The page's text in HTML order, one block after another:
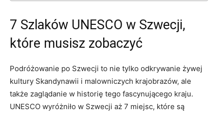
7‍ Szlaków UNESCO w Szwecji,
które musisz zobaczyć
Podróżowanie ⁤po Szwecji to nie tylko odkrywanie ‍żywej⁤
kultury Skandynawii ​i​ malowniczych ​krajobrazów, ⁤ale
także zaglądanie w​ historię tego fascynującego kraju.
UNESCO wyróżniło w ‍Szwecji aż 7 miejsc, które są